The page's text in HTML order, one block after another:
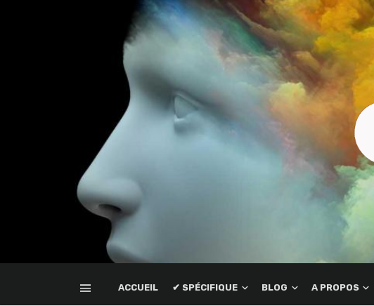
ACCUEIL ✔ SPÉCIFIQUE BLOG A PROPOS